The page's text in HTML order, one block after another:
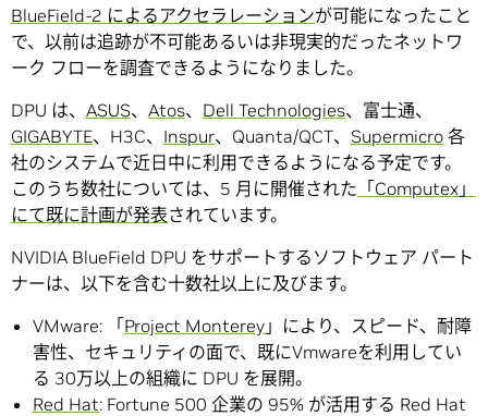
BlueField-2 によるアクセラレーションが可能になったこと
で、以前は追跡が不可能あるいは非現実的だったネットワ
ーク フローを調査できるようになりました。
DPU は、 ASUS、 Atos、 Dell Technologies、富士通、
GIGABYTE、H3C、 Inspur、Quanta/QCT、 Supermicro 各
社のシステムで近日中に利用できるようになる予定です。
このうち数社については、5 月に開催された 「Computex」
にて既に計画が発表されています。
NVIDIA BlueField DPU をサポートするソフトウェア パート
ナーは、以下を含む十数社以上に及びます。
VMware: 「Project Monterey 」により、スピード、耐障
害性、セキュリティの面で、既にVmwareを利用してい
る 30万以上の組織に DPU を展開。
Red Hat: Fortune 500 企業の 95% が活用する Red Hat